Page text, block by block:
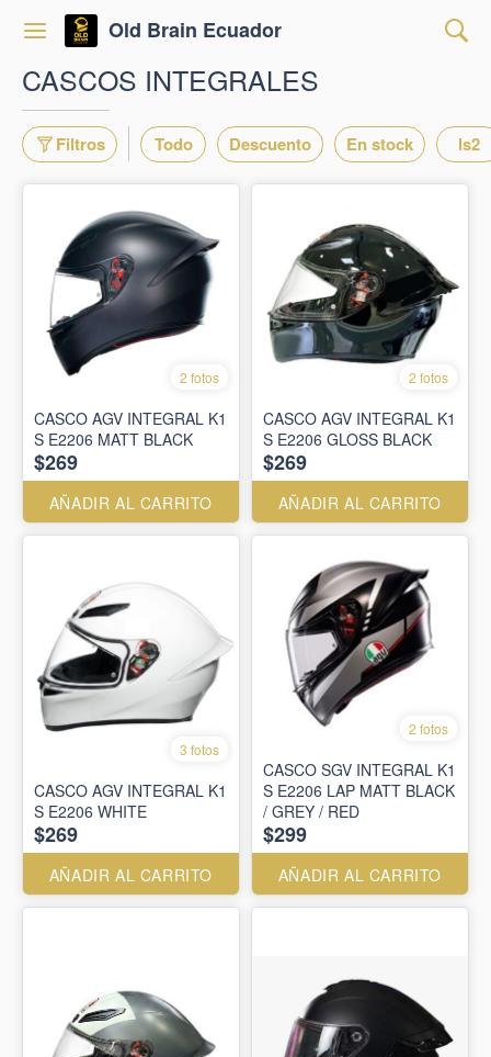
Old Brain Ecuador
CASCOS INTEGRALES
Filtros Todo Descuento En stock ls2
2 fotos
CASCO AGV INTEGRAL K1
S E2206 MATT BLACK
$269
AÑADIR AL CARRITO
2 fotos
CASCO AGV INTEGRAL K1
S E2206 GLOSS BLACK
$269
AÑADIR AL CARRITO
3 fotos
CASCO AGV INTEGRAL K1
S E2206 WHITE
$269
AÑADIR AL CARRITO
2 fotos
CASCO SGV INTEGRAL K1
S E2206 LAP MATT BLACK
/ GREY / RED
$299
AÑADIR AL CARRITO